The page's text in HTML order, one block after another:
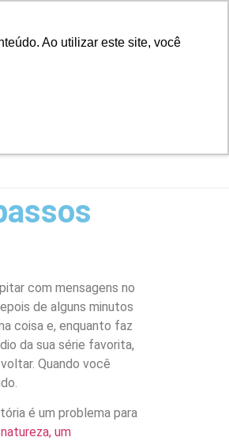
Ao utilizar este site, você
com mensagens no
de alguns minutos
coisa e, enquanto faz
da sua série favorita,
Quando você
é um problema para
um